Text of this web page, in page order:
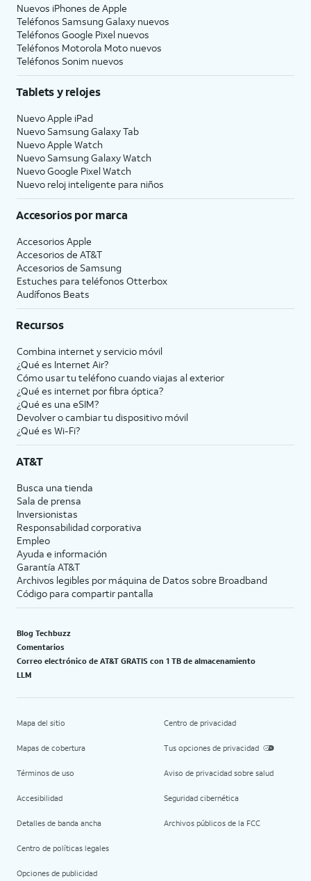
Nuevos iPhones de Apple
Teléfonos Samsung Galaxy nuevos
Teléfonos Google Pixel nuevos
Teléfonos Motorola Moto nuevos
Teléfonos Sonim nuevos
Tablets y relojes
Nuevo Apple iPad
Nuevo Samsung Galaxy Tab
Nuevo Apple Watch
Nuevo Samsung Galaxy Watch
Nuevo Google Pixel Watch
Nuevo reloj inteligente para niños
Accesorios por marca
Accesorios Apple
Accesorios de AT&T
Accesorios de Samsung
Estuches para teléfonos Otterbox
Audífonos Beats
Recursos
Combina internet y servicio móvil
¿Qué es Internet Air?
Cómo usar tu teléfono cuando viajas al exterior
¿Qué es internet por fibra óptica?
¿Qué es una eSIM?
Devolver o cambiar tu dispositivo móvil
¿Qué es Wi-Fi?
AT&T
Busca una tienda
Sala de prensa
Inversionistas
Responsabilidad corporativa
Empleo
Ayuda e información
Garantía AT&T
Archivos legibles por máquina de Datos sobre Broadband
Código para compartir pantalla
Blog Techbuzz
Comentarios
Correo electrónico de AT&T GRATIS con 1 TB de almacenamiento
LLM
Mapa del sitio
Mapas de cobertura
Términos de uso
Accesibilidad
Detalles de banda ancha
Centro de políticas legales
Opciones de publicidad
Centro de privacidad
Tus opciones de privacidad
Aviso de privacidad sobre salud
Seguridad cibernética
Archivos públicos de la FCC